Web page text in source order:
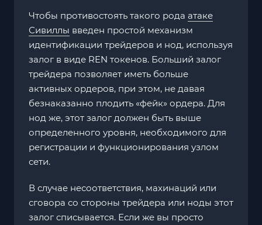
Чтобы противостоять такого рода атаке
Сивиллы введен простой механизм
идентификации трейдеров и нод, используя
залог в виде REN токенов. Больший залог
трейдера позволяет иметь больше
активных ордеров, при этом, не давая
безнаказанно плодить «фейк» ордера. Для
нод же, этот залог должен быть выше
определенного уровня, необходимого для
регистрации и функционирования узлом
сети.
В случае несоответствия, махинаций или
сговора со стороны трейдера или ноды этот
залог списывается. Если же вы просто